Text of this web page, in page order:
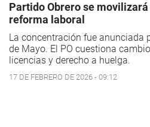
Partido Obrero se
reforma laboral
La concentración fue anunciada
de Mayo. El PO cuestiona
licencias y derecho a huelga.
17 DE FEBRERO DE 2026 - 09:12